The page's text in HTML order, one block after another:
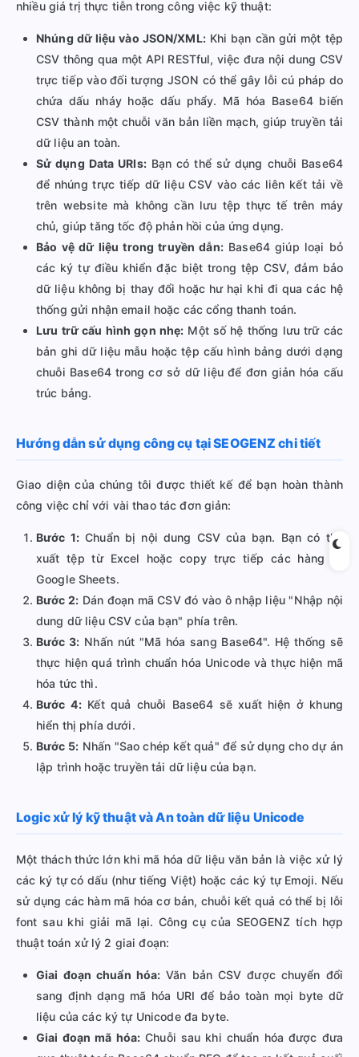
nhiều giá trị thực tiễn trong công việc kỹ thuật:
Nhúng dữ liệu vào JSON/XML:Khi bạn cần gửi một tệp
CSV thông qua một API RESTful, việc đưa nội dung CSV
trực tiếp vào đối tượng JSON có thể gây lỗi cú pháp do
chứa dấu nháy hoặc dấu phẩy. Mã hóa Base64 biến
CSV thành một chuỗi văn bản liền mạch, giúp truyền tải
dữ liệu an toàn.
Sử dụng Data URIs:Bạn có thể sử dụng chuỗi Base64
để nhúng trực tiếp dữ liệu CSV vào các liên kết tải về
trên website mà không cần lưu tệp thực tế trên máy
chủ, giúp tăng tốc độ phản hồi của ứng dụng.
Bảo vệ dữ liệu trong truyền dẫn:Base64 giúp loại bỏ
các ký tự điều khiển đặc biệt trong tệp CSV, đảm bảo
dữ liệu không bị thay đổi hoặc hư hại khi đi qua các hệ
thống gửi nhận email hoặc các cổng thanh toán.
Lưu trữ cấu hình gọn nhẹ: Một số hệ thống lưu trữ các
bản ghi dữ liệu mẫu hoặc tệp cấu hình bảng dưới dạng
chuỗi Base64 trong cơ sở dữ liệu để đơn giản hóa cấu
trúc bảng.
Hướng dẫn sử dụng công cụ tại SEOGENZ chi tiết
Giao diện của chúng tôi được thiết kế để bạn hoàn thành
công việc chỉ với vài thao tác đơn giản:
Bước 1: Chuẩn bị nội dung CSV của bạn. Bạn có thể
xuất tệp từ Excel hoặc copy trực tiếp các hàng từ
Google Sheets.
Bước 2: Dán đoạn mã CSV đó vào ô nhập liệu "Nhập nội
dung dữ liệu CSV của bạn" phía trên.
Bước 3: Nhấn nút "Mã hóa sang Base64". Hệ thống sẽ
thực hiện quá trình chuẩn hóa Unicode và thực hiện mã
hóa tức thì.
Bước 4: Kết quả chuỗi Base64 sẽ xuất hiện ở khung
hiển thị phía dưới.
Bước 5: Nhấn "Sao chép kết quả" để sử dụng cho dự án
lập trình hoặc truyền tải dữ liệu của bạn.
Logic xử lý kỹ thuật và An toàn dữ liệu Unicode
Một thách thức lớn khi mã hóa dữ liệu văn bản là việc xử lý
các ký tự có dấu (như tiếng Việt) hoặc các ký tự Emoji. Nếu
sử dụng các hàm mã hóa cơ bản, chuỗi kết quả có thể bị lỗi
font sau khi giải mã lại. Công cụ của SEOGENZ tích hợp
thuật toán xử lý 2 giai đoạn:
Giai đoạn chuẩn hóa: Văn bản CSV được chuyển đổi
sang định dạng mã hóa URI để bảo toàn mọi byte dữ
liệu của các ký tự Unicode đa byte.
Giai đoạn mã hóa: Chuỗi sau khi chuẩn hóa được đưa